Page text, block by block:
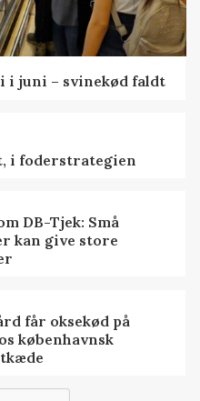
i juni – svinekød faldt
i foderstrategien
DB-Tjek: Små
kan give store
får oksekød på
københavnsk